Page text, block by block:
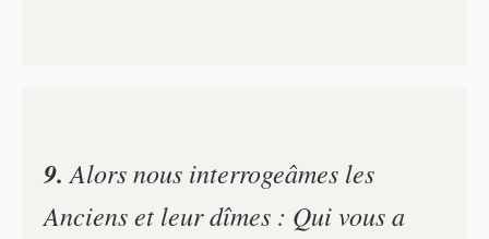
9. Alors nous interrogeâmes les
Anciens et leur dîmes : Qui vous a